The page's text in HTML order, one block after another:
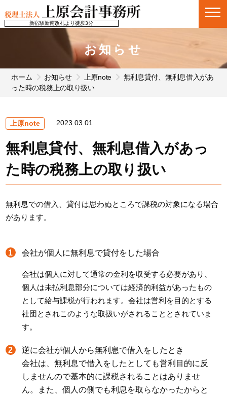
新宿駅新南改札より徒歩3分
お知らせ
ホーム お知らせ 上原note
無利息貸付、無利息借入があ
った時の税務上の取り扱い
上原note 2023.03.01
無利息貸付、無利息借入があっ
た時の税務上の取り扱い
無利息での借入、貸付は思わぬところで課税の対象になる場合
があります。
会社が個人に無利息で貸付をした場合
会社は個人に対して通常の金利を収受する必要があり、
個人は未払利息部分については経済的利益があったもの
として給与課税が行われます。会社は営利を目的とする
社団とされこのような取扱いがされることとされていま
す。
逆に会社が個人から無利息で借入をしたとき
会社は、無利息で借入をしたとしても営利目的に反
しませんので基本的に課税されることはありませ
ん。また、個人の側でも利息を取らなかったからと